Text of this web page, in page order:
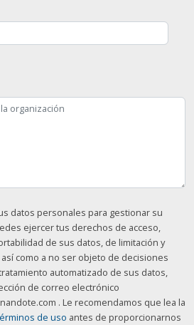
datos personales para gestionar su
ejercer tus derechos de acceso,
de sus datos, de limitación y
como a no ser objeto de decisiones
automatizado de sus datos,
de correo electrónico
. Le recomendamos que lea la
de uso antes de proporcionarnos